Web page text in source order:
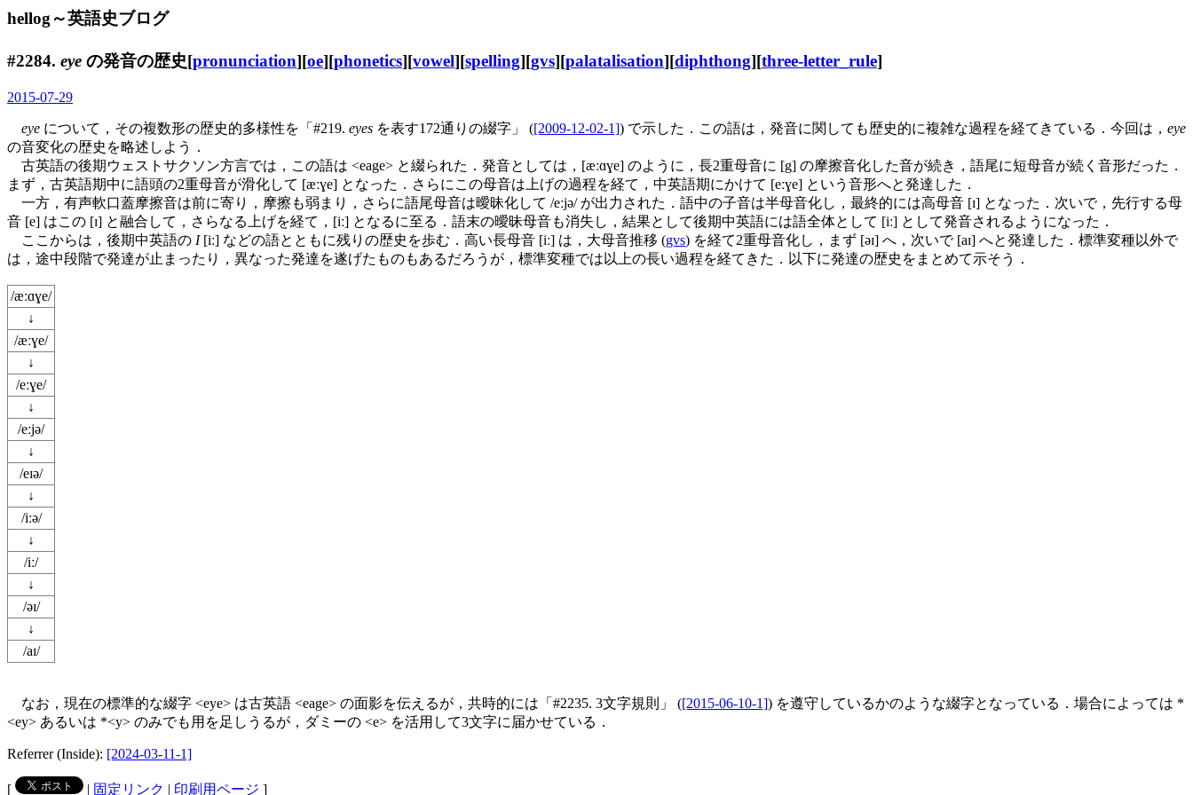
hellog～英語史ブログ
#2284. eye の発音の歴史[pronunciation][oe][phonetics][vowel][spelling][gvs][palatalisation][diphthong][three-letter_rule]
2015-07-29
eye について，その複数形の歴史的多様性を「#219. eyes を表す172通りの綴字」 ([2009-12-02-1]) で示した．この語は，発音に関しても歴史的に複雑な過程を経てきている．今回は， eye
の音変化の歴史を略述しよう．
古英語の後期ウェストサクソン方言では，この語は <eage> と綴られた．発音としては，[æːɑɣe] のように，長2重母音に [g] の摩擦音化した音が続き，語尾に短母音が続く音形だった．
まず，古英語期中に語頭の2重母音が滑化して [æːɣe] となった．さらにこの母音は上げの過程を経て，中英語期にかけて [eːɣe] という音形へと発達した．
一方，有声軟口蓋摩擦音は前に寄り，摩擦も弱まり，さらに語尾母音は曖昧化して /eːjə/ が出力された．語中の子音は半母音化し，最終的には高母音 [ɪ] となった．次いで，先行する母
音 [e] はこの [ɪ] と融合して，さらなる上げを経て，[iː] となるに至る．語末の曖昧母音も消失し，結果として後期中英語には語全体として [iː] として発音されるようになった．
ここからは，後期中英語の I[iː] などの語とともに残りの歴史を歩む．高い長母音 [iː] は，大母音推移 (gvs) を経て2重母音化し，まず [əɪ] へ，次いで [aɪ] へと発達した．標準変種以外で
は，途中段階で発達が止まったり，異なった発達を遂げたものもあるだろうが，標準変種では以上の長い過程を経てきた．以下に発達の歴史をまとめて示そう．
/æːɑɣe/
↓
/æːɣe/
↓
/eːɣe/
↓
/eːjə/
↓
/eɪə/
↓
/iːə/
↓
/iː/
↓
/əɪ/
↓
/aɪ/
なお，現在の標準的な綴字 <eye> は古英語 <eage> の面影を伝えるが，共時的には「#2235. 3文字規則」 ([2015-06-10-1]) を遵守しているかのような綴字となっている．場合によっては *
<ey> あるいは *<y> のみでも用を足しうるが，ダミーの <e> を活用して3文字に届かせている．
Referrer (Inside): [2024-03-11-1]
[ | 固定リンク | 印刷用ページ ]